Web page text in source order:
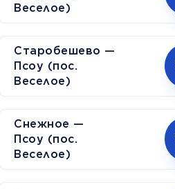
Веселое)
Старобешево —
Псоу (пос.
Веселое)
Снежное —
Псоу (пос.
Веселое)